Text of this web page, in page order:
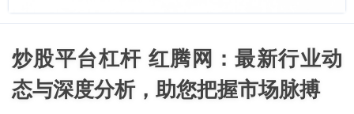
炒股平台杠杆 红腾网：最新行业动
态与深度分析，助您把握市场脉搏